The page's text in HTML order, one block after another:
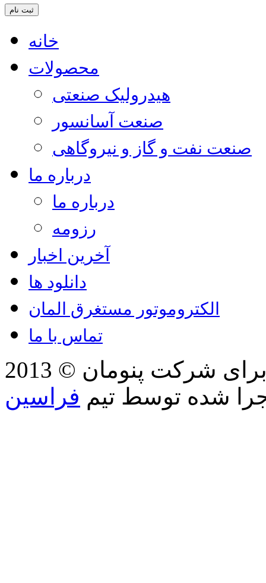
خانه
محصولات
هیدرولیک صنعتی
صنعت آسانسور
صنعت نفت و گاز و نیروگاهی
درباره ما
درباره ما
رزومه
آخرین اخبار
دانلود ها
الکتروموتور مستغرق المان
تماس با ما
2013 © کلیه حقوق مطالب، تصاویر برای شرکت پنومان
شده توسط تیم فراسین